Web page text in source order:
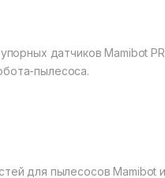
датчиков Mamibot
пылесоса.
для пылесосов Mamibot